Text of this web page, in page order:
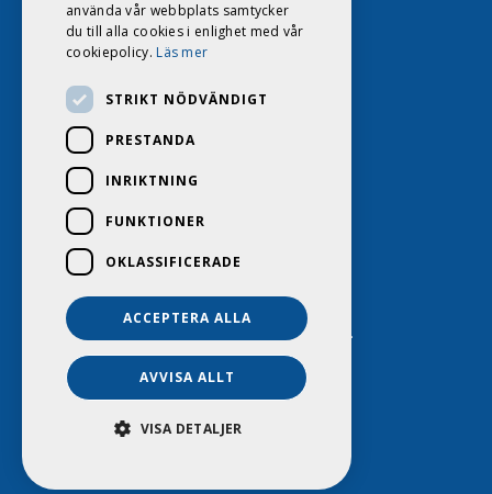
DAGS HUSVAGNSCENTER 2026. ALL RIGHTS RESERVED.
POWERED BY EMPORI CMS
använda vår webbplats samtycker
du till alla cookies i enlighet med vår
cookiepolicy. Läs mer
STRIKT NÖDVÄNDIGT
PRESTANDA
INRIKTNING
FUNKTIONER
OKLASSIFICERADE
ACCEPTERA ALLA
AVVISA ALLT
VISA DETALJER